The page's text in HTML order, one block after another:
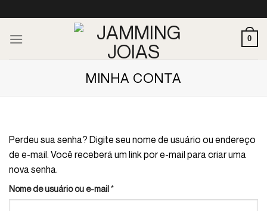
to
content
0
MINHA CONTA
Perdeu sua senha? Digite seu nome de usuário ou endereço
de e-mail. Você receberá um link por e-mail para criar uma
nova senha.
Nome de usuário ou e-mail*Obrigatório